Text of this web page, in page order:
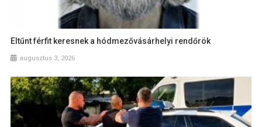
Eltűnt férfit keresnek a hódmezővásárhelyi rendőrök
augusztus 3, 2026